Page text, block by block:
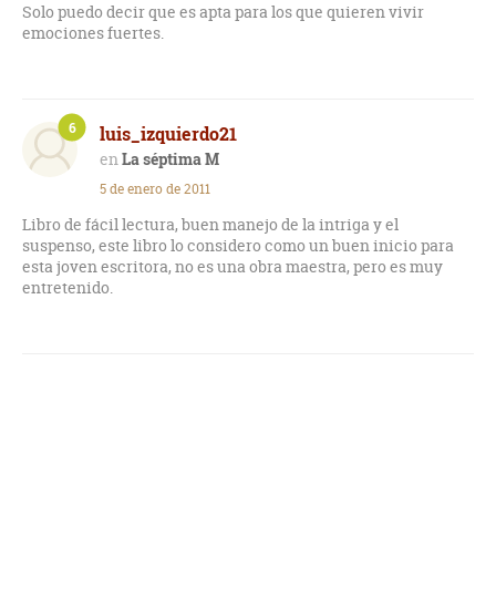
Solo puedo decir que es apta para los que quieren vivir
emociones fuertes.
luis_izquierdo21
La séptima M
6
5 de enero de 2011
Libro de fácil lectura, buen manejo de la intriga y el
suspenso, este libro lo considero como un buen inicio para
esta joven escritora, no es una obra maestra, pero es muy
entretenido.